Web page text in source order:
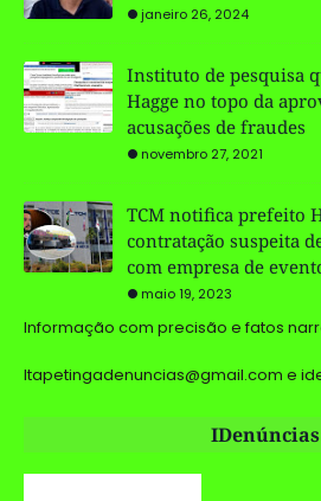
janeiro 26, 2024
Instituto de pesquisa
Hagge no topo da
acusações de fraudes
novembro 27, 2021
TCM notifica prefeito
contratação suspeita
com empresa de
maio 19, 2023
Informação com precisão e fatos
Itapetingadenuncias@gmail.com e
IDenúncias